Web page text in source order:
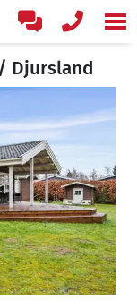
Djursland